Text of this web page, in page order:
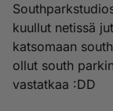
kuullut netissä
katsomaan
ollut south
vastatkaa :DD